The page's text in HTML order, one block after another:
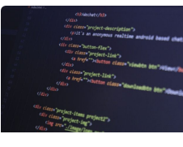
ПОЛЕЗНЫХ
ИНСТРУМЕНТОВ
ДЛЯ
РАБОТЫ